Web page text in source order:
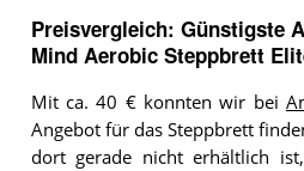
Preisvergleich: Günstigste
Mind Aerobic Steppbrett
Mit ca. 40 € konnten wir bei
Angebot für das Steppbrett
dort gerade nicht erhältlich